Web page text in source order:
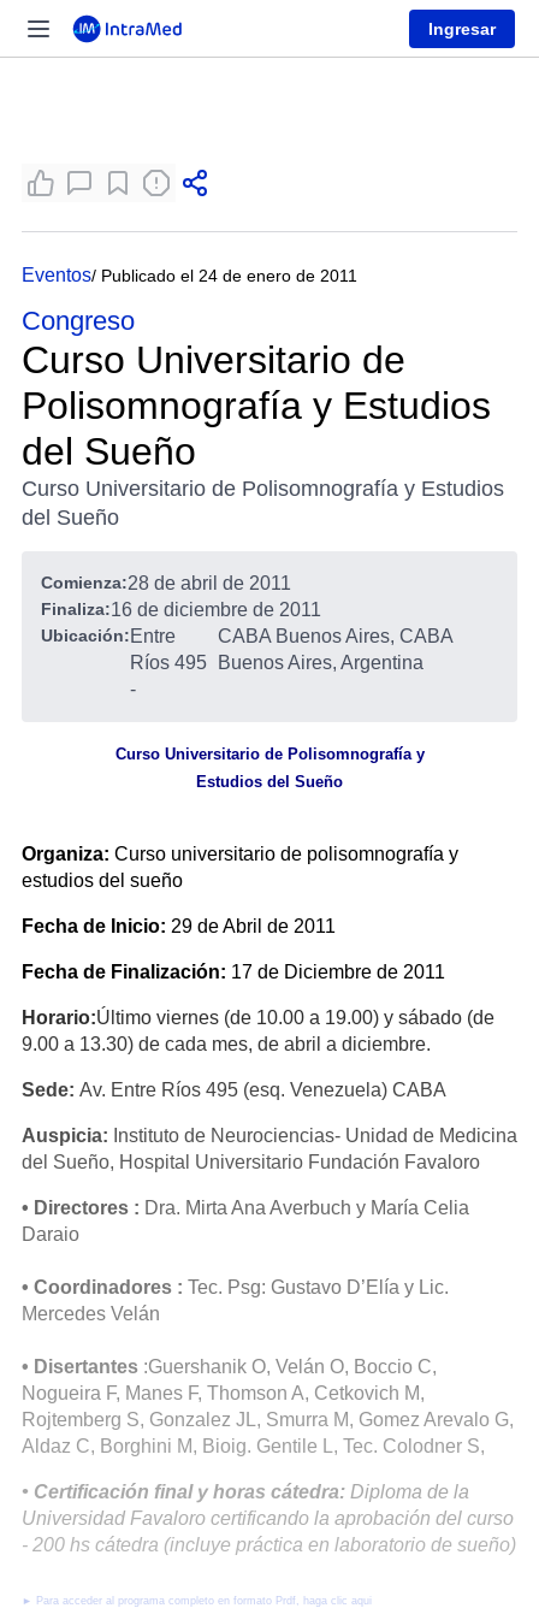
Ingresar
Eventos/ Publicado el 24 de enero de 2011
Congreso
Curso Universitario de
Polisomnografía y Estudios
del Sueño
Curso Universitario de Polisomnografía y Estudios
del Sueño
Comienza:28 de abril de 2011
Finaliza:16 de diciembre de 2011
Ubicación:Entre
Ríos 495
-
CABA Buenos Aires, CABA
Buenos Aires, Argentina
Curso Universitario de Polisomnografía y
Estudios del Sueño
Organiza: Curso universitario de polisomnografía y
estudios del sueño
Fecha de Inicio: 29 de Abril de 2011
Fecha de Finalización: 17 de Diciembre de 2011
Horario:Último viernes (de 10.00 a 19.00) y sábado (de
9.00 a 13.30) de cada mes, de abril a diciembre.
Sede: Av. Entre Ríos 495 (esq. Venezuela) CABA
Auspicia: Instituto de Neurociencias- Unidad de Medicina
del Sueño, Hospital Universitario Fundación Favaloro
• Directores : Dra. Mirta Ana Averbuch y María Celia
Daraio
• Coordinadores : Tec. Psg: Gustavo D’Elía y Lic.
Mercedes Velán
• Disertantes :Guershanik O, Velán O, Boccio C,
Nogueira F, Manes F, Thomson A, Cetkovich M,
Rojtemberg S, Gonzalez JL, Smurra M, Gomez Arevalo G,
Aldaz C, Borghini M, Bioig. Gentile L, Tec. Colodner S,
• Certificación final y horas cátedra: Diploma de la
Universidad Favaloro certificando la aprobación del curso
- 200 hs cátedra (incluye práctica en laboratorio de sueño)
► Para acceder al programa completo en formato Prdf, haga clic aqui